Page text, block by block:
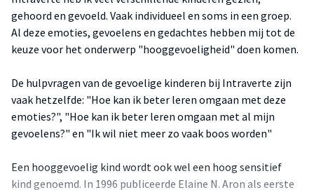
gehoord en gevoeld. Vaak individueel en soms in een groep.
Al deze emoties, gevoelens en gedachtes hebben mij tot de
keuze voor het onderwerp "hooggevoeligheid" doen komen.
De hulpvragen van de gevoelige kinderen bij Intraverte zijn
vaak hetzelfde: "Hoe kan ik beter leren omgaan met deze
emoties?", "Hoe kan ik beter leren omgaan met al mijn
gevoelens?" en "Ik wil niet meer zo vaak boos worden"
Een hooggevoelig kind wordt ook wel een hoog sensitief
kind genoemd. In 1996 publiceerde Elaine N. Aron als eerste